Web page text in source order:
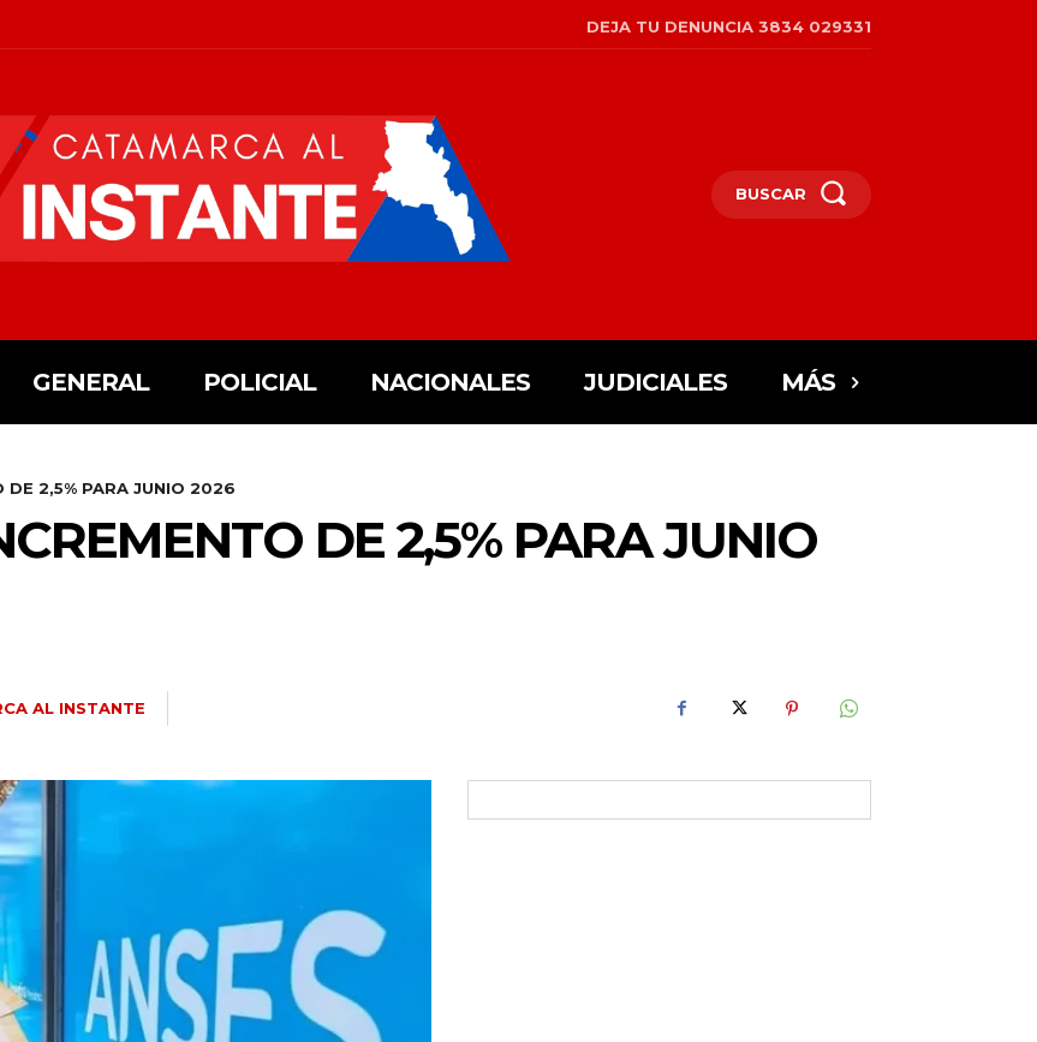
DEJA TU DENUNCIA 3834 029331
BUSCAR
GENERAL POLICIAL NACIONALES JUDICIALES MÁS
DE 2,5% PARA JUNIO 2026
DE 2,5% PARA JUNIO
AL INSTANTE